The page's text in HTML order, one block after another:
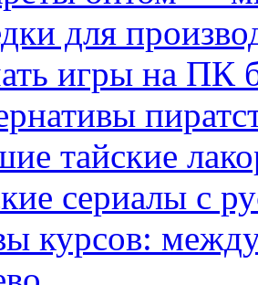
для
игры на ПК
тайские
сериалы с
курсов: